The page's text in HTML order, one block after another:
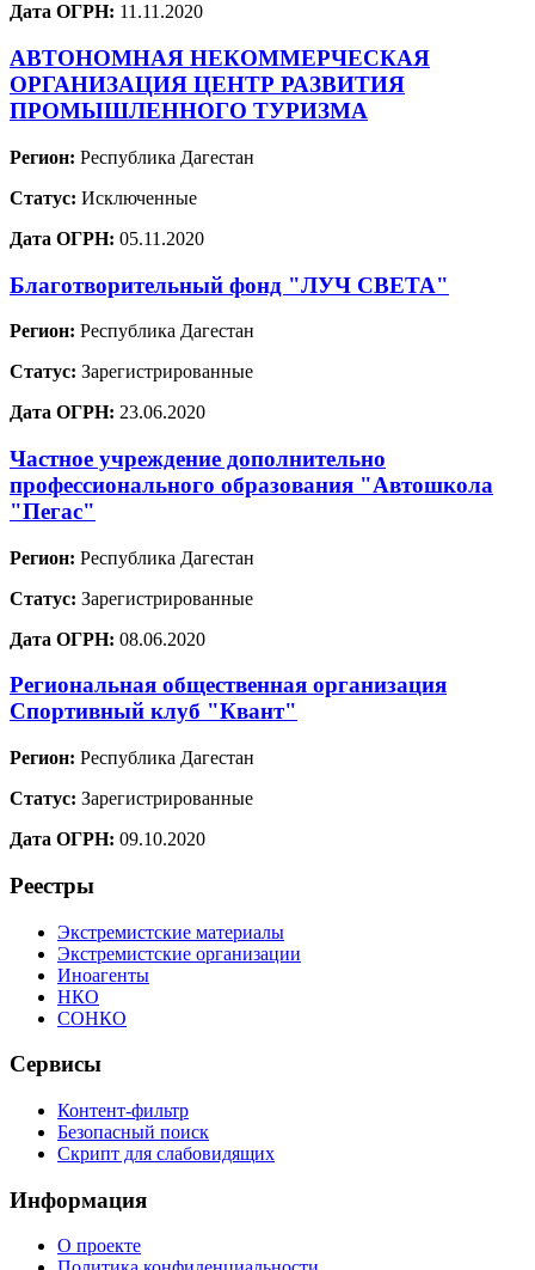
Дата ОГРН: 11.11.2020
АВТОНОМНАЯ НЕКОММЕРЧЕСКАЯ
ОРГАНИЗАЦИЯ ЦЕНТР РАЗВИТИЯ
ПРОМЫШЛЕННОГО ТУРИЗМА
Регион: Республика Дагестан
Статус: Исключенные
Дата ОГРН: 05.11.2020
Благотворительный фонд "ЛУЧ СВЕТА"
Регион: Республика Дагестан
Статус: Зарегистрированные
Дата ОГРН: 23.06.2020
Частное учреждение дополнительно
профессионального образования "Автошкола
"Пегас"
Регион: Республика Дагестан
Статус: Зарегистрированные
Дата ОГРН: 08.06.2020
Региональная общественная организация
Спортивный клуб "Квант"
Регион: Республика Дагестан
Статус: Зарегистрированные
Дата ОГРН: 09.10.2020
Реестры
Экстремистские материалы
Экстремистские организации
Иноагенты
НКО
СОНКО
Сервисы
Контент-фильтр
Безопасный поиск
Скрипт для слабовидящих
Информация
О проекте